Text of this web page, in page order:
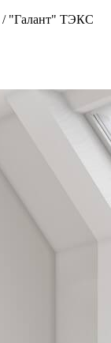
/ "Галант" ТЭКС